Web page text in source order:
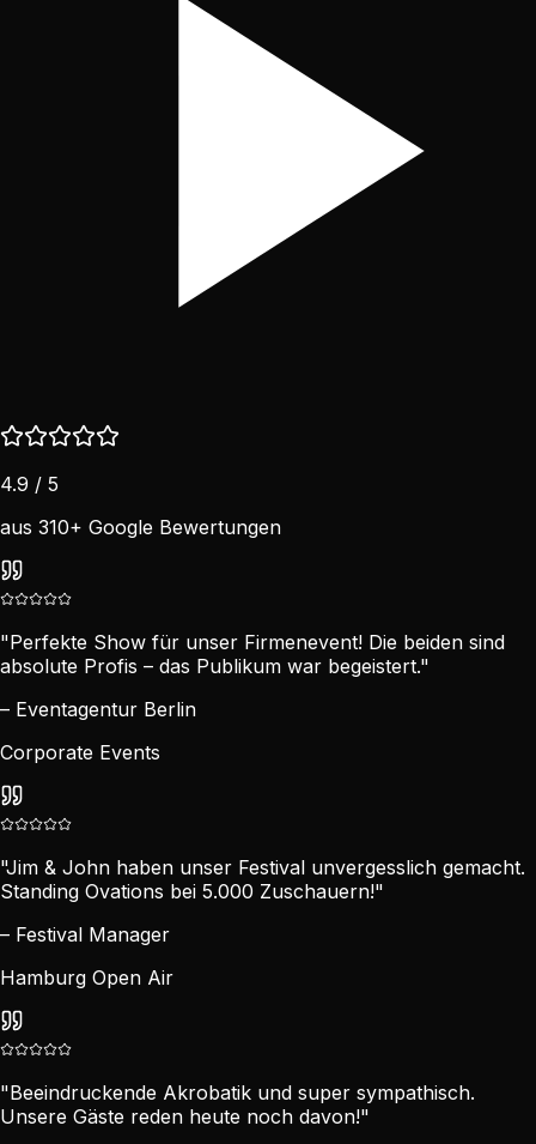
4.9 / 5
aus 310+ Google Bewertungen
"Perfekte Show für unser Firmenevent! Die beiden sind
absolute Profis – das Publikum war begeistert."
– Eventagentur Berlin
Corporate Events
"Jim & John haben unser Festival unvergesslich gemacht.
Standing Ovations bei 5.000 Zuschauern!"
– Festival Manager
Hamburg Open Air
"Beeindruckende Akrobatik und super sympathisch.
Unsere Gäste reden heute noch davon!"